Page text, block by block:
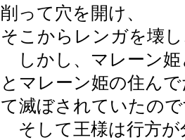
削って穴を開け、
そこからレンガを壊
しかし、マレーン姫
とマレーン姫の住ん
て滅ぼされていたの
そして王様は行方が